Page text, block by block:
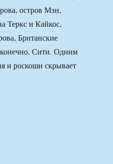
остров Мэн,
Теркс и Кайкос,
Британские
Сити. Одним
и роскоши скрывает